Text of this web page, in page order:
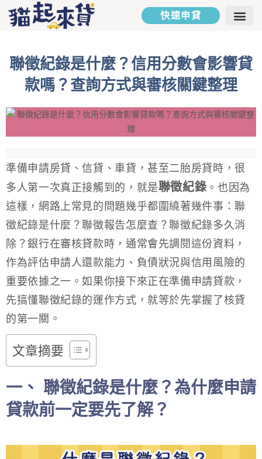
快速申貸
聯徵紀錄是什麼？信用分數會影響貸
款嗎？查詢方式與審核關鍵整理
準備申請房貸、信貸、車貸，甚至二胎房貸時，很
多人第一次真正接觸到的，就是聯徵紀錄 。也因為
這樣，網路上常見的問題幾乎都圍繞著幾件事：聯
徵紀錄是什麼？聯徵報告怎麼查？聯徵紀錄多久消
除？銀行在審核貸款時，通常會先調閱這份資料，
作為評估申請人還款能力、負債狀況與信用風險的
重要依據之一。如果你接下來正在準備申請貸款，
先搞懂聯徵紀錄的運作方式，就等於先掌握了核貸
的第一關。
文章摘要
一、 聯徵紀錄是什麼？為什麼申請
貸款前一定要先了解？